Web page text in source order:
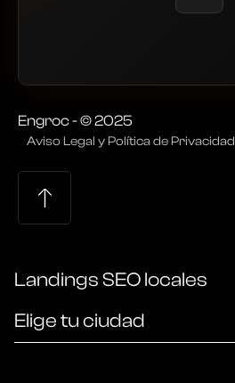
Engroc - © 2025
Aviso Legal y Política de Privacidad
Landings SEO locales